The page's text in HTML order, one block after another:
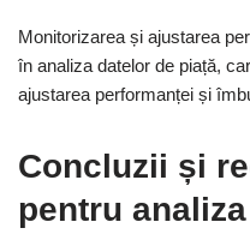
Monitorizarea și ajustarea
în analiza datelor de piață,
ajustarea performanței și
Concluzii și
pentru